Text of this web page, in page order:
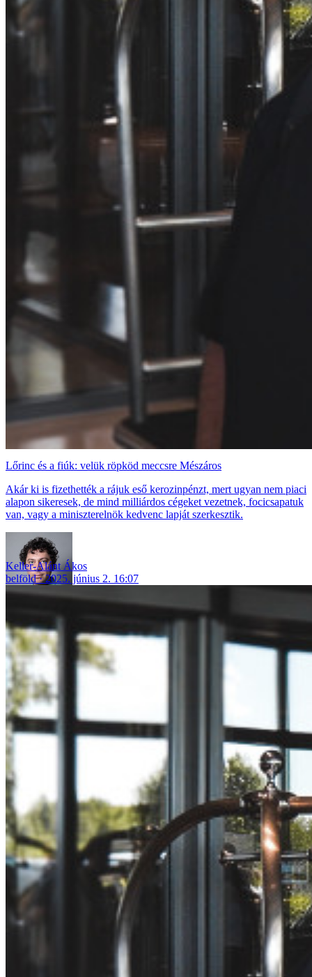
Lőrinc és a fiúk: velük röpköd meccsre Mészáros
Akár ki is fizethették a rájuk eső kerozinpénzt, mert ugyan nem piaci
alapon sikeresek, de mind milliárdos cégeket vezetnek, focicsapatuk
van, vagy a miniszterelnök kedvenc lapját szerkesztik.
Keller-Alánt Ákos
belföld
2025. június 2. 16:07